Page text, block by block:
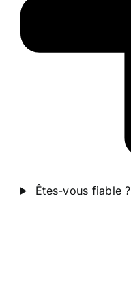
Êtes-vous fiable ?